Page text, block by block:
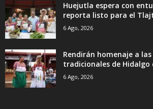
Huejutla espera con
reporta listo para el
6 Ago, 2026
Rendirán homenaje a
tradicionales de Hidalgo
6 Ago, 2026